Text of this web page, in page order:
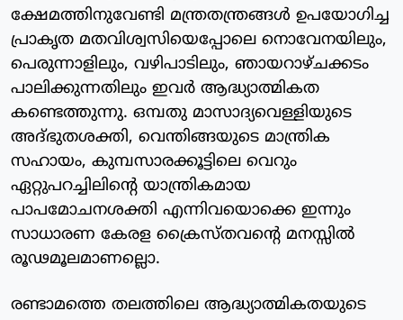
ക്ഷേമത്തിനുവേണ്ടി മന്ത്രതന്ത്രങ്ങള്‍ ഉപയോഗിച്ച
പ്രാകൃത മതവിശ്വസിയെപ്പോലെ നൊവേനയിലും,
പെരുന്നാളിലും, വഴിപാടിലും, ഞായറാഴ്ചക്കടം
പാലിക്കുന്നതിലും ഇവര്‍ ആദ്ധ്യാത്മികത
കണ്ടെത്തുന്നു. ഒമ്പതു മാസാദ്യവെള്ളിയുടെ
അദ്ഭുതശക്തി, വെന്തിങ്ങയുടെ മാന്ത്രിക
സഹായം, കുമ്പസാരക്കൂട്ടിലെ വെറും
ഏറ്റുപറച്ചിലിന്റെ യാന്ത്രികമായ
പാപമോചനശക്തി എന്നിവയൊക്കെ ഇന്നും
സാധാരണ കേരള ക്രൈസ്തവന്റെ മനസ്സില്‍
രൂഢമൂലമാണല്ലൊ.
രണ്ടാമത്തെ തലത്തിലെ ആദ്ധ്യാത്മികതയുടെ